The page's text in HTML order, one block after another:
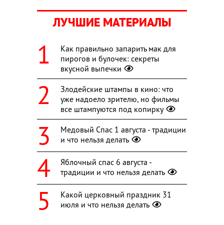
ЛУЧШИЕ МАТЕРИАЛЫ
Как правильно запарить мак для
пирогов и булочек: секреты
вкусной выпечки
Злодейские штампы в кино: что
уже надоело зрителю, но фильмы
все штампуются под копирку
Медовый Спас 1 августа - традиции
и что нельзя делать
Яблочный спас 6 августа -
традиции и что нельзя делать
Какой церковный праздник 31
июля и что нельзя делать